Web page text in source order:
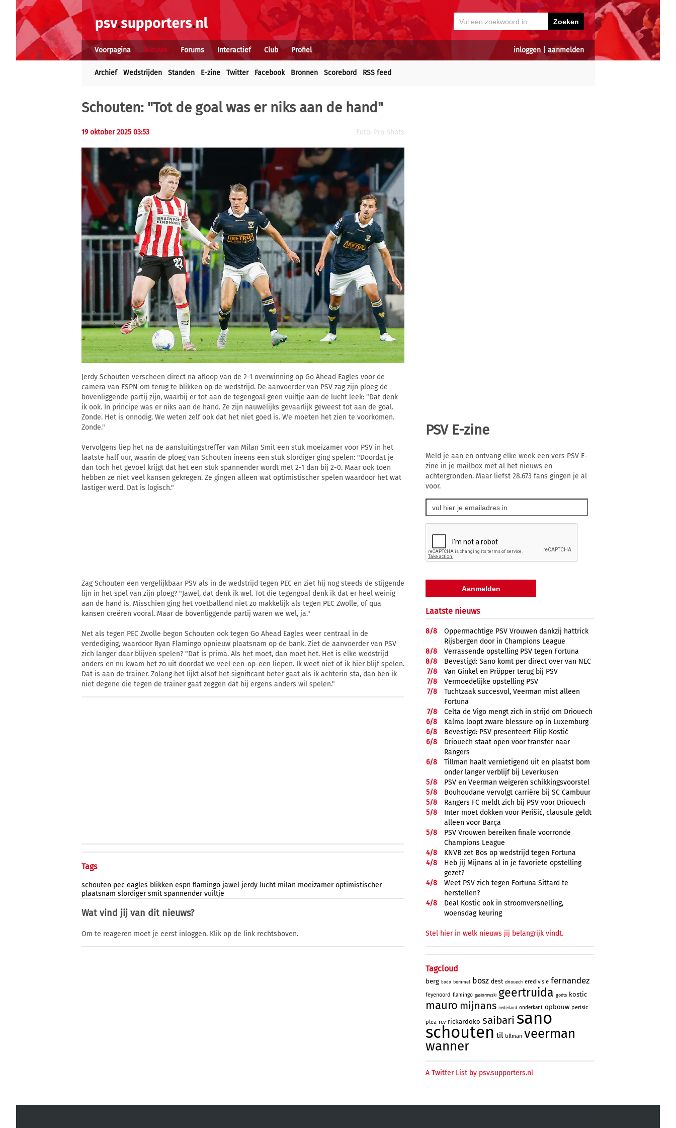
inloggen| aanmelden
Voorpagina Nieuws Forums Interactief Club Profiel
Archief Wedstrijden Standen E-zine Twitter Facebook Bronnen Scorebord RSS feed
Schouten: "Tot de goal was er niks aan de hand"
19 oktober 2025 03:53 Foto: Pro Shots
Jerdy Schouten verscheen direct na afloop van de 2-1 overwinning op Go Ahead Eagles voor de
camera van ESPN om terug te blikken op de wedstrijd. De aanvoerder van PSV zag zijn ploeg de
bovenliggende partij zijn, waarbij er tot aan de tegengoal geen vuiltje aan de lucht leek: "Dat denk
ik ook. In principe was er niks aan de hand. Ze zijn nauwelijks gevaarlijk geweest tot aan de goal.
Zonde. Het is onnodig. We weten zelf ook dat het niet goed is. We moeten het zien te voorkomen.
Zonde."
Vervolgens liep het na de aansluitingstreffer van Milan Smit een stuk moeizamer voor PSV in het
laatste half uur, waarin de ploeg van Schouten ineens een stuk slordiger ging spelen: "Doordat je
dan toch het gevoel krijgt dat het een stuk spannender wordt met 2-1 dan bij 2-0. Maar ook toen
hebben ze niet veel kansen gekregen. Ze gingen alleen wat optimistischer spelen waardoor het wat
lastiger werd. Dat is logisch."
Zag Schouten een vergelijkbaar PSV als in de wedstrijd tegen PEC en ziet hij nog steeds de stijgende
lijn in het spel van zijn ploeg? "Jawel, dat denk ik wel. Tot die tegengoal denk ik dat er heel weinig
aan de hand is. Misschien ging het voetballend niet zo makkelijk als tegen PEC Zwolle, of qua
kansen creëren vooral. Maar de bovenliggende partij waren we wel, ja."
Net als tegen PEC Zwolle begon Schouten ook tegen Go Ahead Eagles weer centraal in de
verdediging, waardoor Ryan Flamingo opnieuw plaatsnam op de bank. Ziet de aanvoerder van PSV
zich langer daar blijven spelen? "Dat is prima. Als het moet, dan moet het. Het is elke wedstrijd
anders en nu kwam het zo uit doordat we veel een-op-een liepen. Ik weet niet of ik hier blijf spelen.
Dat is aan de trainer. Zolang het lijkt alsof het significant beter gaat als ik achterin sta, dan ben ik
niet degene die tegen de trainer gaat zeggen dat hij ergens anders wil spelen."
Tags
schouten pec eagles blikken espn flamingo jawel jerdy lucht milan moeizamer optimistischer
plaatsnam slordiger smit spannender vuiltje
Wat vind jij van dit nieuws?
Om te reageren moet je eerst inloggen. Klik op de link rechtsboven.
PSV E-zine
Meld je aan en ontvang elke week een vers PSV E-
zine in je mailbox met al het nieuws en
achtergronden. Maar liefst 28.673 fans gingen je al
voor.
Laatste nieuws
8/8
Oppermachtige PSV Vrouwen dankzij hattrick
Rijsbergen door in Champions League
8/8
Verrassende opstelling PSV tegen Fortuna
8/8
Bevestigd: Sano komt per direct over van NEC
7/8
Van Ginkel en Pröpper terug bij PSV
7/8
Vermoedelijke opstelling PSV
7/8
Tuchtzaak succesvol, Veerman mist alleen
Fortuna
7/8
Celta de Vigo mengt zich in strijd om Driouech
6/8
Kalma loopt zware blessure op in Luxemburg
6/8
Bevestigd: PSV presenteert Filip Kostić
6/8
Driouech staat open voor transfer naar
Rangers
6/8
Tillman haalt vernietigend uit en plaatst bom
onder langer verblijf bij Leverkusen
5/8
PSV en Veerman weigeren schikkingsvoorstel
5/8
Bouhoudane vervolgt carrière bij SC Cambuur
5/8
Rangers FC meldt zich bij PSV voor Driouech
5/8
Inter moet dokken voor Perišić, clausule geldt
alleen voor Barça
5/8
PSV Vrouwen bereiken finale voorronde
Champions League
4/8
KNVB zet Bos op wedstrijd tegen Fortuna
4/8
Heb jij Mijnans al in je favoriete opstelling
gezet?
4/8
Weet PSV zich tegen Fortuna Sittard te
herstellen?
4/8
Deal Kostic ook in stroomversnelling,
woensdag keuring
Stel hier in welk nieuws jij belangrijk vindt.
Tagcloud
berg bodo bommel bosz dest driouech eredivisie fernandez
feyenoord flamingo gasiorowski geertruida godts kostic
mauro mijnans nederland onderkant opbouw perisic
plea rcv rickardoko saibari sano
schouten til tillman veerman
wanner
A Twitter List by psv.supporters.nl